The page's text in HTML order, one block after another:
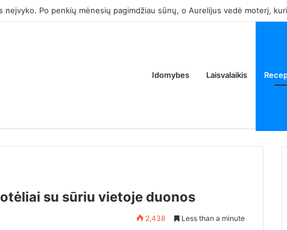
tik tam, kad atimtum iš manęs tėvų butą. Ar tai normalu?
Idomybes Laisvalaikis
su sūriu vietoje duonos
2,438 Less than a minute